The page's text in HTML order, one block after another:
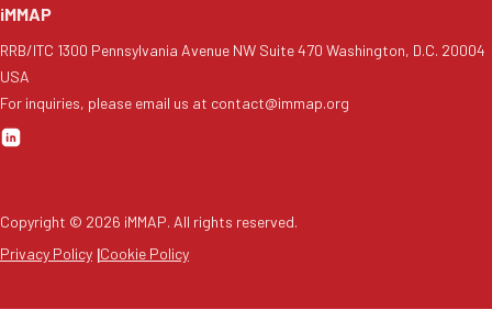
iMMAP
RRB/ITC 1300 Pennsylvania Avenue NW Suite 470 Washington, D.C. 20004
USA
For inquiries, please email us at contact@immap.org
Copyright © 2026 iMMAP. All rights reserved.
Privacy Policy |Cookie Policy